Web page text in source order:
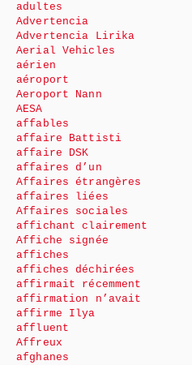
adultes
Advertencia
Advertencia Lirika
Aerial Vehicles
aérien
aéroport
Aeroport Nann
AESA
affables
affaire Battisti
affaire DSK
affaires d’un
Affaires étrangères
affaires liées
Affaires sociales
affichant clairement
Affiche signée
affiches
affiches déchirées
affirmait récemment
affirmation n’avait
affirme Ilya
affluent
Affreux
afghanes